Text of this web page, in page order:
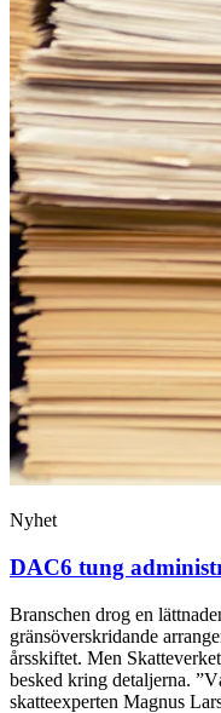
Nyhet
DAC6 tung
Branschen drog en
gränsöverskridande
årsskiftet. Men
besked kring detaljerna.
skatteexperten Magnus